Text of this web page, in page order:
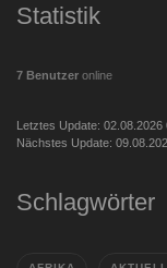
Statistik
7 Benutzer online
Letztes Update: 02.08.2026
Nächstes Update:
Schlagwörter